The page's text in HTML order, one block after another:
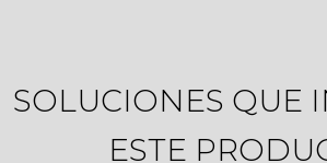
SOLUCIONES QUE
ESTE